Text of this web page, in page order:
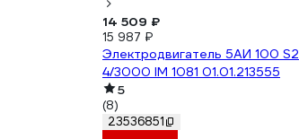
14 509 ₽
15 987 ₽
Электродвигатель 5АИ 100 S2
4/3000 IM 1081 01.01.213555
5
(8)
23536851